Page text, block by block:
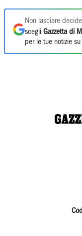
Non lasciare
scegli Gazzetta di
per le tue notizie su